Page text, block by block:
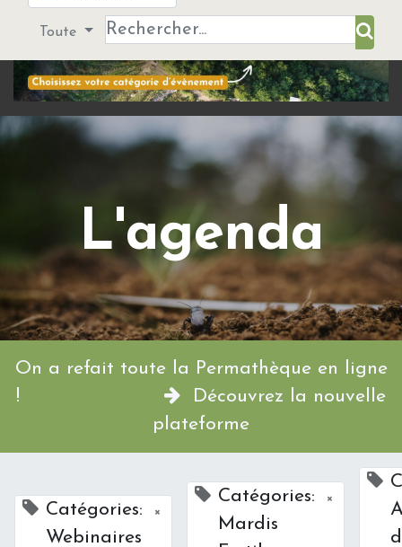
Toute
L'agenda
On a refait toute la Permathèque en ligne
!
Découvrez la nouvelle
plateforme
Catégories:
Webinaires
×
Catégories:
Mardis
×